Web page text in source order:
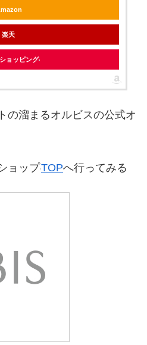
楽天
ョッピング
の溜まるオルビスの公式オ
ョップTOPへ行ってみる